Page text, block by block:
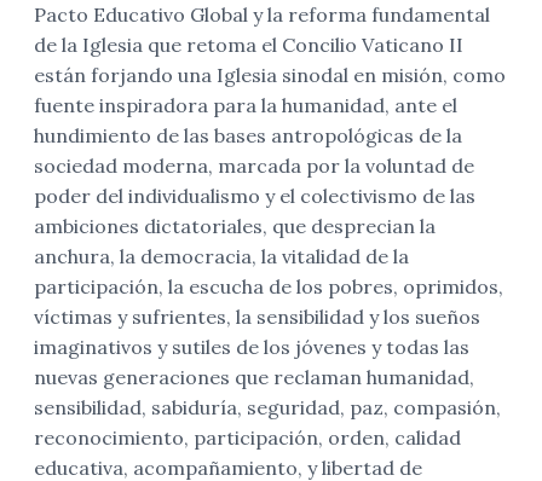
Pacto Educativo Global y la reforma fundamental
de la Iglesia que retoma el Concilio Vaticano II
están forjando una Iglesia sinodal en misión, como
fuente inspiradora para la humanidad, ante el
hundimiento de las bases antropológicas de la
sociedad moderna, marcada por la voluntad de
poder del individualismo y el colectivismo de las
ambiciones dictatoriales, que desprecian la
anchura, la democracia, la vitalidad de la
participación, la escucha de los pobres, oprimidos,
víctimas y sufrientes, la sensibilidad y los sueños
imaginativos y sutiles de los jóvenes y todas las
nuevas generaciones que reclaman humanidad,
sensibilidad, sabiduría, seguridad, paz, compasión,
reconocimiento, participación, orden, calidad
educativa, acompañamiento, y libertad de